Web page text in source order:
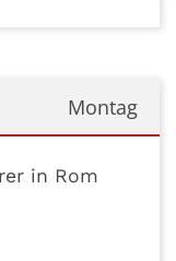
Montag
in Rom